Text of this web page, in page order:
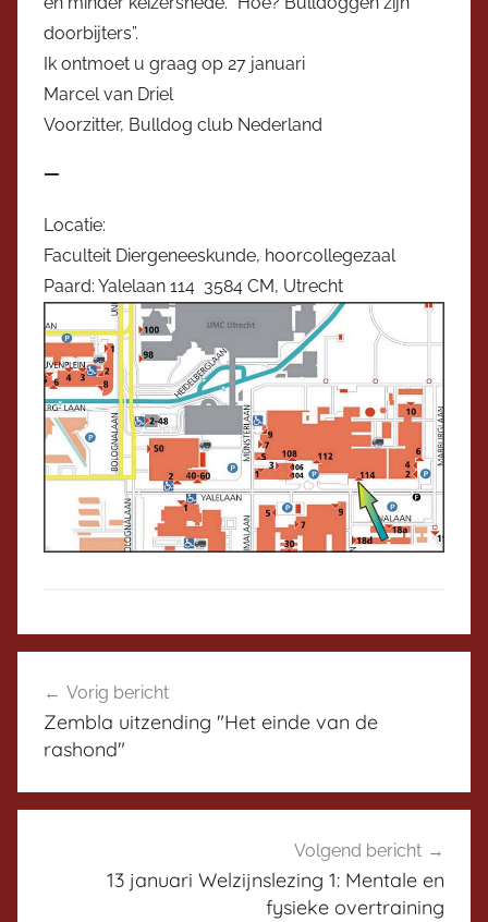
doorbijters”.
Ik ontmoet u graag op 27 januari
Marcel van Driel
Voorzitter, Bulldog club Nederland
—
Locatie:
Faculteit Diergeneeskunde, hoorcollegezaal
Paard: Yalelaan 114 3584 CM, Utrecht
N
u
w
s
navigatie
Vorig bericht
Zembla uitzending "Het einde van de
rashond"
Volgend bericht
13 januari Welzijnslezing 1: Mentale en
fysieke overtraining